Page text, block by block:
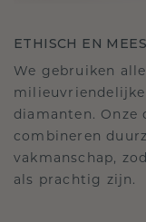
ETHISCH EN
We gebruiken
diamanten. Onze
combineren
vakmanschap,
als prachtig zijn.